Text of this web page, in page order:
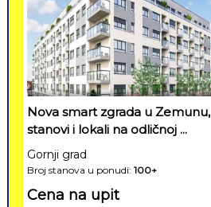
Nova smart zgrada u Zemunu,
stanovi i lokali na odličnoj ...
Gornji grad
Broj stanova u ponudi: 100+
Cena na upit